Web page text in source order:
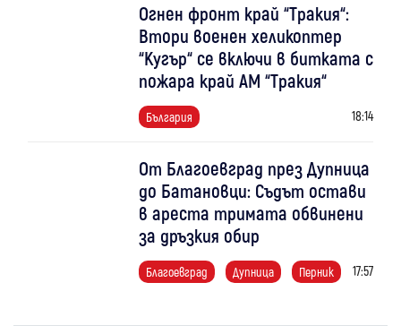
Огнен фронт край “Тракия“:
Втори военен хеликоптер
“Кугър“ се включи в битката с
пожара край АМ “Тракия“
България 18:14
От Благоевград през Дупница
до Батановци: Съдът остави
в ареста тримата обвинени
за дръзкия обир
Благоевград Дупница Перник 17:57